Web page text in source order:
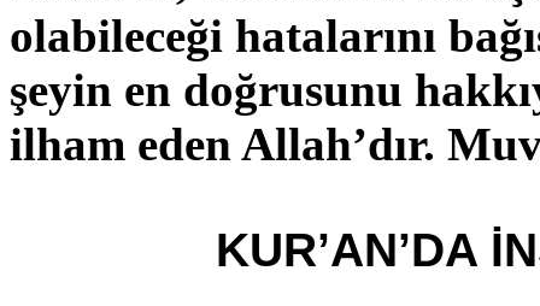
olabileceği hatalarını
şeyin en doğrusunu
ilham eden Allah’dır.
KUR’AN’DA